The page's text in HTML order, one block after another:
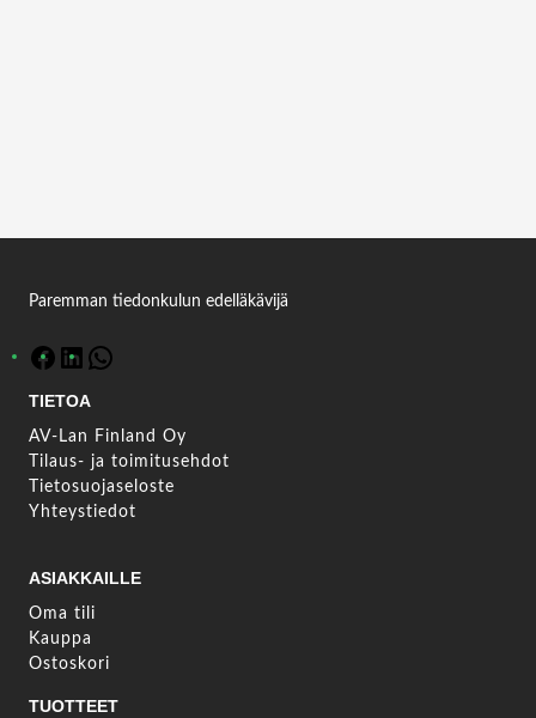
Kirjaudu sisään
Paremman tiedonkulun edelläkävijä
a
c
e
b
o
i
n
k
e
d
h
a
s
A
TIETOA
AV-Lan Finland Oy
Tilaus- ja toimitusehdot
Tietosuojaseloste
Yhteystiedot
ASIAKKAILLE
Oma tili
Kauppa
Ostoskori
TUOTTEET